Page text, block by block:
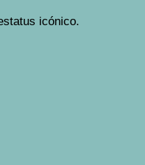
icónico.